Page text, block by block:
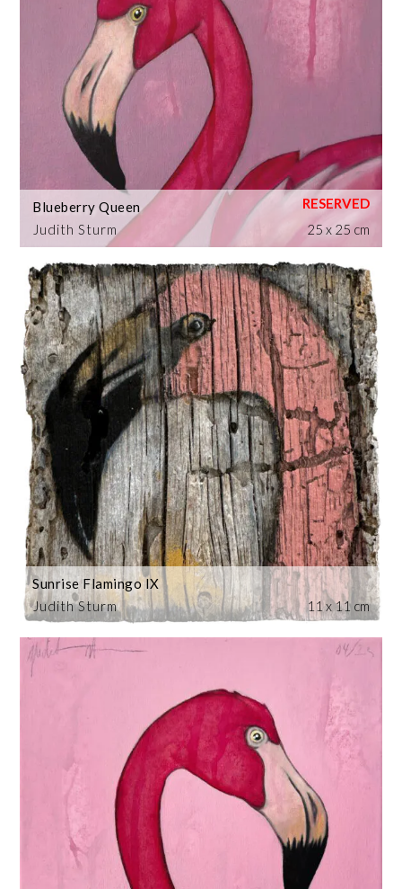
Judith Sturm
Blueberry Queen
25 x 25 cm
Judith Sturm
Sunrise Flamingo IX
11 x 11 cm